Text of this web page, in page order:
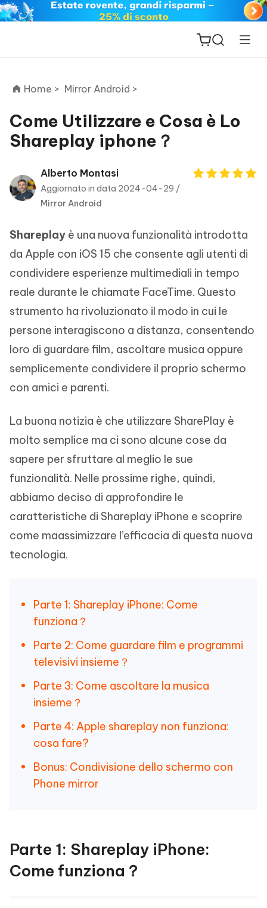
ReiBoot
PDNob
PDF
New
iAnyGo
Home > Mirror Android >
Come Utilizzare e Cosa è Lo
Shareplay iphone？
Alberto Montasi
Aggiornato in data 2024-04-29 /
Mirror Android
Shareplay è una nuova funzionalità introdotta
da Apple con iOS 15 che consente agli utenti di
condividere esperienze multimediali in tempo
reale durante le chiamate FaceTime. Questo
strumento ha rivoluzionato il modo in cui le
persone interagiscono a distanza, consentendo
loro di guardare film, ascoltare musica oppure
semplicemente condividere il proprio schermo
con amici e parenti.
La buona notizia è che utilizzare SharePlay è
molto semplice ma ci sono alcune cose da
sapere per sfruttare al meglio le sue
funzionalità. Nelle prossime righe, quindi,
abbiamo deciso di approfondire le
caratteristiche di Shareplay iPhone e scoprire
come maassimizzare l’efficacia di questa nuova
tecnologia.
Parte 1: Shareplay iPhone: Come
funziona？
Parte 2: Come guardare film e programmi
televisivi insieme？
Parte 3: Come ascoltare la musica
insieme？
Parte 4: Apple shareplay non funziona:
cosa fare?
Bonus: Condivisione dello schermo con
Phone mirror
Parte 1: Shareplay iPhone:
Come funziona？